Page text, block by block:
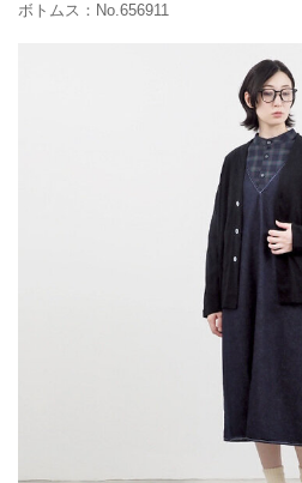
ボトムス：No.656911